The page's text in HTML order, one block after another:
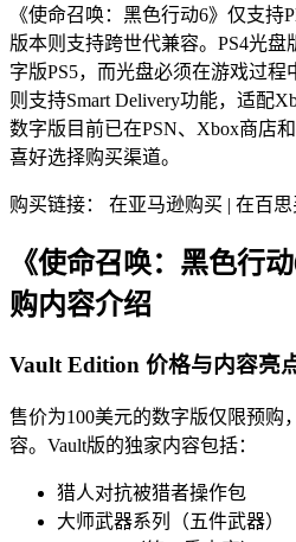
《使命召唤：黑色行动6》仅支持
版本则支持跨世代兼容。PS4光
字版PS5，而光盘必须在游戏过
则支持Smart Delivery功能，适配
数字版目前已在PSN、Xbox商店
喜好选择购买渠道。
购买链接： 在亚马逊购买 | 在百思
《使命召唤：黑色行
购内容介绍
Vault Edition 价格与内容亮
售价为100美元的数字版仅限预购
容。Vault版的独家内容包括：
猎人对抗被猎者操作包
大师武器系列（五件武器）